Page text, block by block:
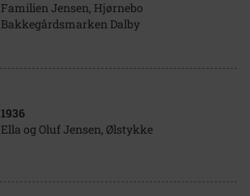
Familien Jensen, Hjørnebo
Bakkegårdsmarken Dalby
1936
Ella og Oluf Jensen, Ølstykke